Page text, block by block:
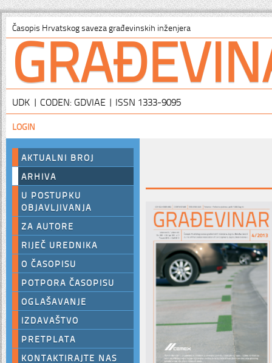
Časopis Hrvatskog saveza građevinskih inženjera
UDK | CODEN: GDVIAE | ISSN 1333-9095
LOGIN
AKTUALNI BROJ
ARHIVA
U POSTUPKU
OBJAVLJIVANJA
ZA AUTORE
RIJEČ UREDNIKA
O ČASOPISU
POTPORA ČASOPISU
OGLAŠAVANJE
IZDAVAŠTVO
PRETPLATA
KONTAKTIRAJTE NAS